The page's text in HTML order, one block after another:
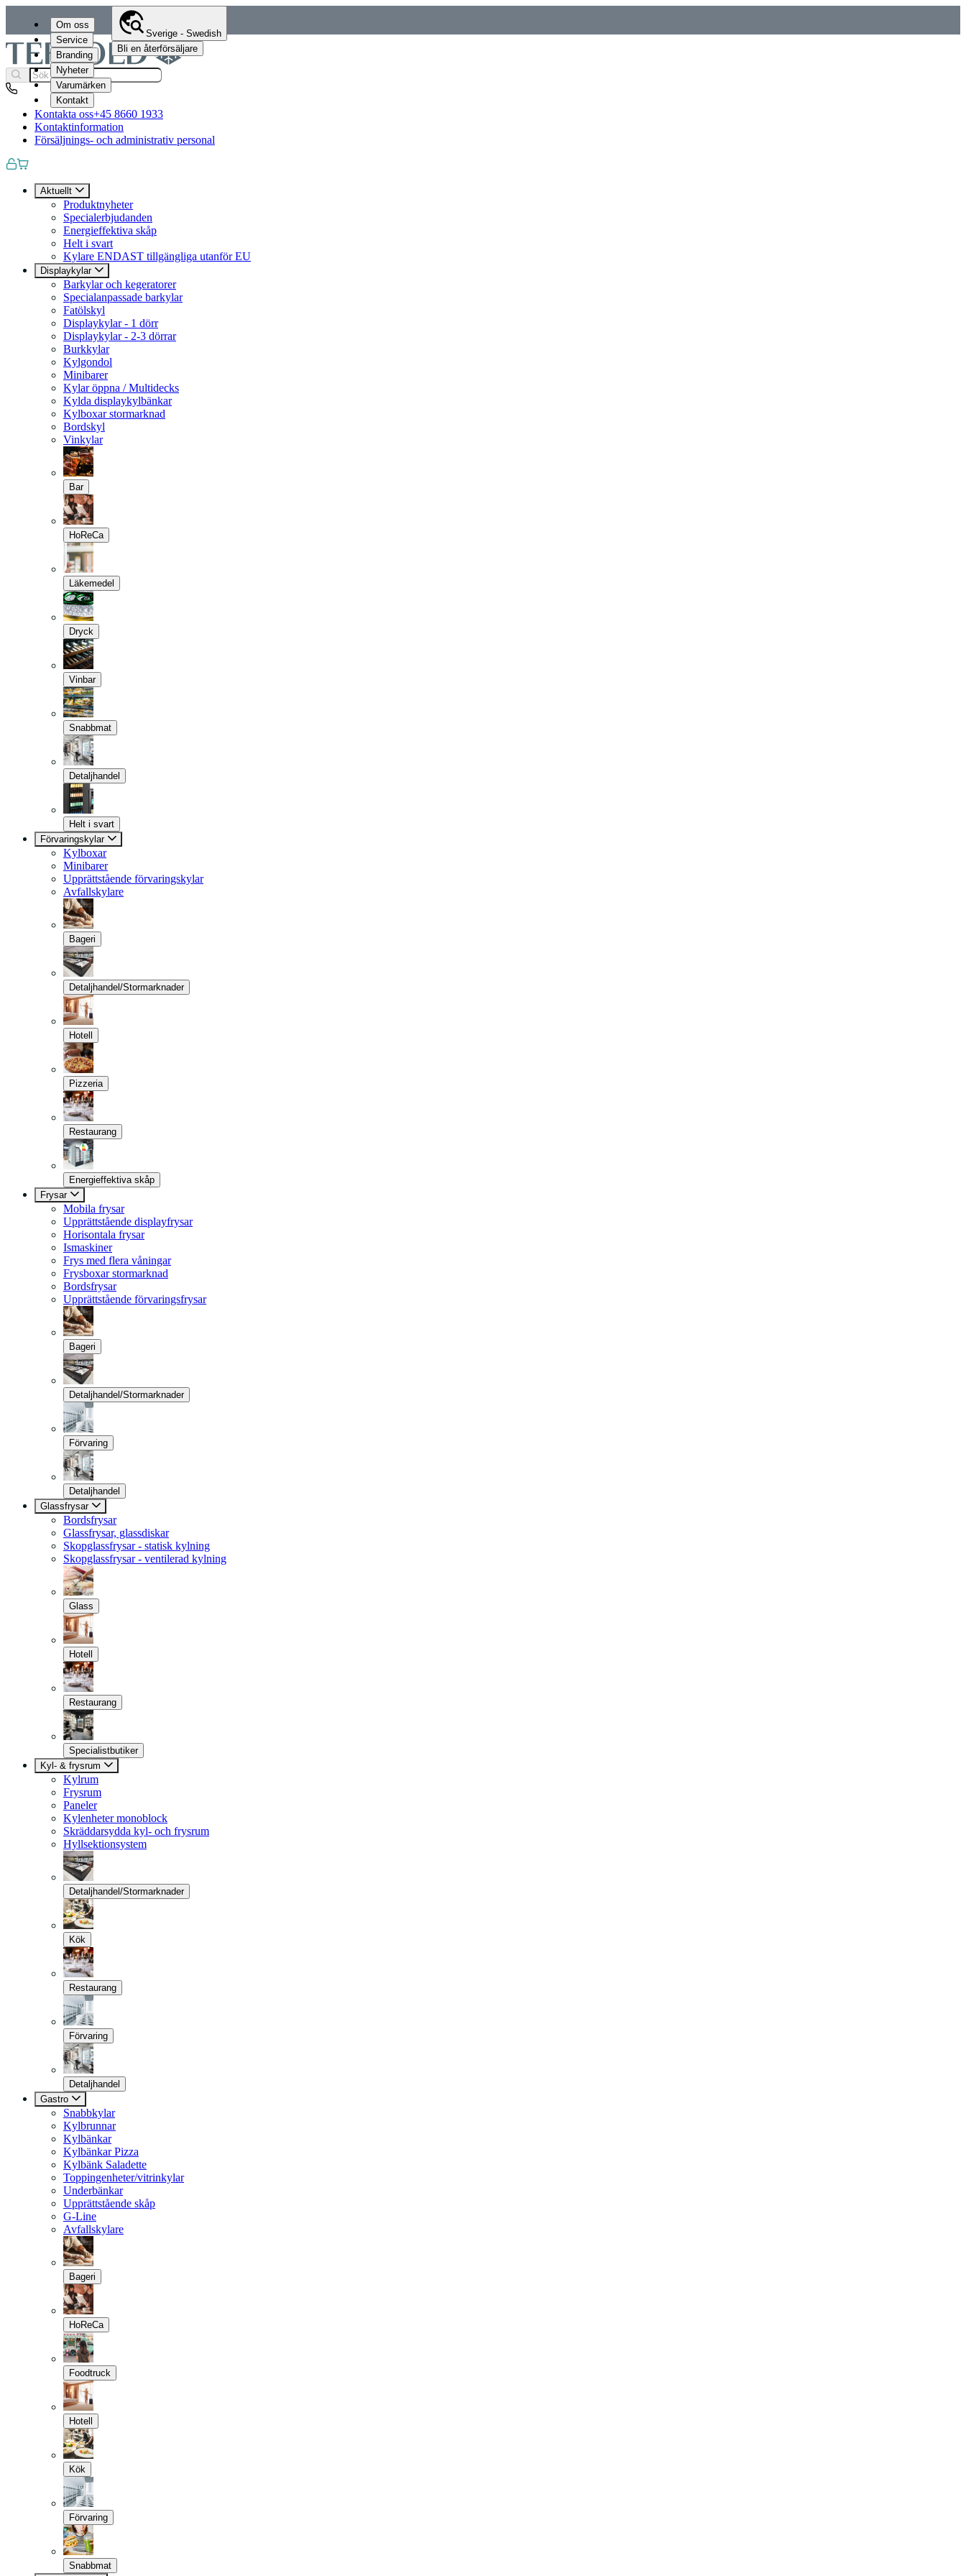
Om oss
Service
Branding
Nyheter
Varumärken
Kontakt
Sverige - Swedish
Bli en återförsäljare
Kontakta oss+45 8660 1933
Kontaktinformation
Försäljnings- och administrativ personal
Aktuellt
Produktnyheter
Specialerbjudanden
Energieffektiva skåp
Helt i svart
Kylare ENDAST tillgängliga utanför EU
Displaykylar
Barkylar och kegeratorer
Specialanpassade barkylar
Fatölskyl
Displaykylar - 1 dörr
Displaykylar - 2-3 dörrar
Burkkylar
Kylgondol
Minibarer
Kylar öppna / Multidecks
Kylda displaykylbänkar
Kylboxar stormarknad
Bordskyl
Vinkylar
Bar
HoReCa
Läkemedel
Dryck
Vinbar
Snabbmat
Detaljhandel
Helt i svart
Förvaringskylar
Kylboxar
Minibarer
Upprättstående förvaringskylar
Avfallskylare
Bageri
Detaljhandel/Stormarknader
Hotell
Pizzeria
Restaurang
Energieffektiva skåp
Frysar
Mobila frysar
Upprättstående displayfrysar
Horisontala frysar
Ismaskiner
Frys med flera våningar
Frysboxar stormarknad
Bordsfrysar
Upprättstående förvaringsfrysar
Bageri
Detaljhandel/Stormarknader
Förvaring
Detaljhandel
Glassfrysar
Bordsfrysar
Glassfrysar, glassdiskar
Skopglassfrysar - statisk kylning
Skopglassfrysar - ventilerad kylning
Glass
Hotell
Restaurang
Specialistbutiker
Kyl- & frysrum
Kylrum
Frysrum
Paneler
Kylenheter monoblock
Skräddarsydda kyl- och frysrum
Hyllsektionsystem
Detaljhandel/Stormarknader
Kök
Restaurang
Förvaring
Detaljhandel
Gastro
Snabbkylar
Kylbrunnar
Kylbänkar
Kylbänkar Pizza
Kylbänk Saladette
Toppingenheter/vitrinkylar
Underbänkar
Upprättstående skåp
G-Line
Avfallskylare
Bageri
HoReCa
Foodtruck
Hotell
Kök
Förvaring
Snabbmat